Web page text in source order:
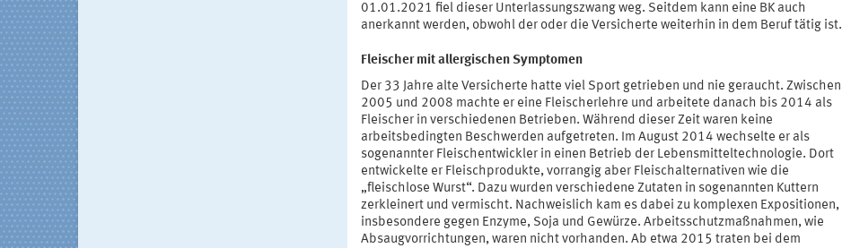
01.01.2021 fiel dieser Unterlassungszwang weg. Seitdem kann eine BK auch
anerkannt werden, obwohl der oder die Versicherte weiterhin in dem Beruf tätig ist.
Fleischer mit allergischen Symptomen
Der 33 Jahre alte Versicherte hatte viel Sport getrieben und nie geraucht. Zwischen
2005 und 2008 machte er eine Fleischerlehre und arbeitete danach bis 2014 als
Fleischer in verschiedenen Betrieben. Während dieser Zeit waren keine
arbeitsbedingten Beschwerden aufgetreten. Im August 2014 wechselte er als
sogenannter Fleischentwickler in einen Betrieb der Lebensmitteltechnologie. Dort
entwickelte er Fleischprodukte, vorrangig aber Fleischalternativen wie die
„fleischlose Wurst“. Dazu wurden verschiedene Zutaten in sogenannten Kuttern
zerkleinert und vermischt. Nachweislich kam es dabei zu komplexen Expositionen,
insbesondere gegen Enzyme, Soja und Gewürze. Arbeitsschutzmaßnahmen, wie
Absaugvorrichtungen, waren nicht vorhanden. Ab etwa 2015 traten bei dem